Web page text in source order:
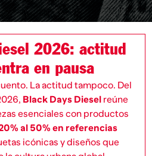
2026: actitud
en pausa
La actitud tampoco. Del
Black Days Dieselreúne
esenciales con productos
al 50% en referencias
icónicas y diseños que